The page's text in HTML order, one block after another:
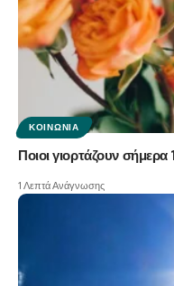
ΚΟΙΝΩΝΊΑ
Ποιοι γιορτάζουν
1 Λεπτά Ανάγνωσης